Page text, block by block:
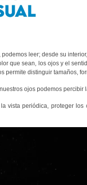
leer; desde su
que sean, los ojos y el
permite distinguir tamaños,
ojos podemos percibir
vista periódica, proteger